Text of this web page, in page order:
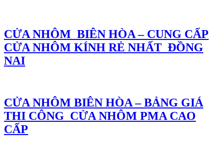
CỬA NHÔM BIÊN HÒA – CUNG CẤP
CỬA NHÔM KÍNH RẺ NHẤT ĐỒNG
NAI
CỬA NHÔM BIÊN HÒA – BẢNG GIÁ
THI CÔNG CỬA NHÔM PMA CAO
CẤP